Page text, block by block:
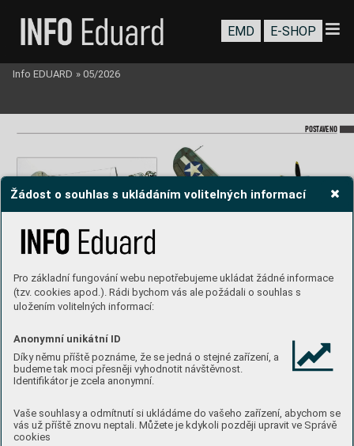
Žádost o souhlas s ukládáním volitelných informací
Pro základní fungování webu nepotřebujeme ukládat žádné informace
(tzv. cookies apod.). Rádi bychom vás ale požádali o souhlas s
uložením volitelných informací:
Anonymní unikátní ID
Díky němu příště poznáme, že se jedná o stejné zařízení, a
budeme tak moci přesněji vyhodnotit návštěvnost.
Identifikátor je zcela anonymní.
Vaše souhlasy a odmítnutí si ukládáme do vašeho zařízení, abychom se
vás už příště znovu neptali. Můžete je kdykoli později upravit ve Správě
cookies
POSTAVENO
EMD E-SHOP
Info EDUARD » 05/2026